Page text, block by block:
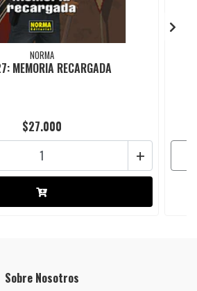
NORMA
MEMORIA RECARGADA
$27.000
+
Sobre Nosotros